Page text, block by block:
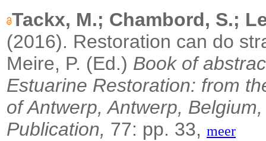
Tackx, M.; Chambord, S.;
(2016). Restoration can do
Meire, P. (Ed.) Book of
Estuarine Restoration: from
of Antwerp, Antwerp,
Publication, 77: pp. 33, meer